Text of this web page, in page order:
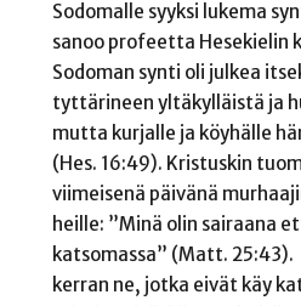
Sodomalle syyksi lukema
sanoo profeetta Hesekielin
Sodoman synti oli julkea
tyttärineen yltäkylläistä ja
mutta kurjalle ja köyhälle
(Hes. 16:49). Kristuskin
viimeisenä päivänä
heille: ”Minä olin sairaana
katsomassa” (Matt.
kerran ne, jotka eivät käy